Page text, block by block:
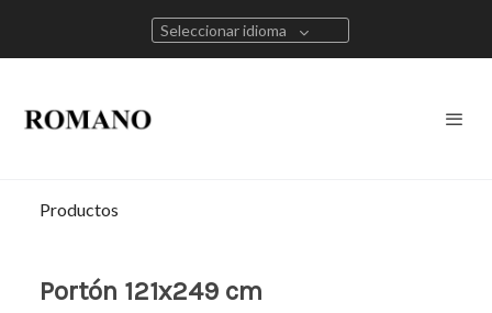
Seleccionar idioma
Productos
Portón 121x249 cm